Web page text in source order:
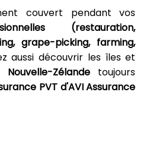
couvert pendant vos
(restauration,
grape-picking, farming,
aussi découvrir les îles et
Nouvelle-Zélandetoujours
PVT d'AVI Assurance